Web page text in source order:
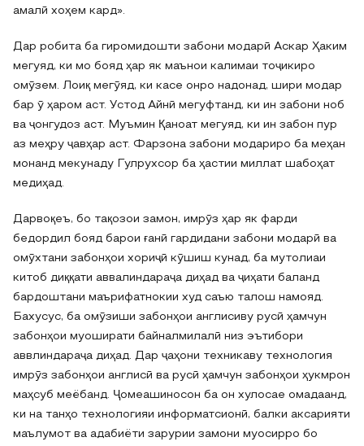
амалӣ хоҳем кард».
Дар робита ба гиромидошти забони модарӣ Аскар Ҳаким
мегуяд, ки мо бояд ҳар як маънои калимаи тоҷикиро
омӯзем. Лоиқ мегӯяд, ки касе онро надонад, шири модар
бар ӯ ҳаром аст. Устод Айнӣ мегуфтанд, ки ин забони ноб
ва ҷонгудоз аст. Муъмин Қаноат мегуяд, ки ин забон пур
аз меҳру ҷавҳар аст. Фарзона забони модариро ба меҳан
монанд мекунаду Гулрухсор ба ҳастии миллат шабоҳат
медиҳад.
Дарвоқеъ, бо тақозои замон, имрӯз ҳар як фарди
бедордил бояд барои ғанӣ гардидани забони модарӣ ва
омӯхтани забонҳои хориҷӣ кӯшиш кунад, ба мутолиаи
китоб диққати аввалиндараҷа диҳад ва ҷиҳати баланд
бардоштани маърифатнокии худ саъю талош намояд.
Бахусус, ба омӯзиши забонҳои англисиву русӣ ҳамчун
забонҳои муоширати байналмилалӣ низ эътибори
аввлиндараҷа диҳад. Дар ҷаҳони техникаву технология
имрӯз забонҳои англисӣ ва русӣ ҳамчун забонҳои ҳукмрон
маҳсуб меёбанд. Ҷомеашиносон ба он хулосае омадаанд,
ки на танҳо технологияи информатсионӣ, балки аксарияти
маълумот ва адабиёти зарурии замони муосирро бо